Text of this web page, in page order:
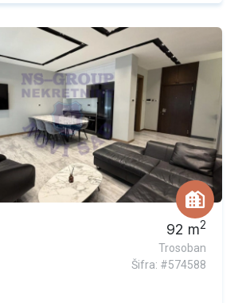
92 m2
Trosoban
Šifra: #574588